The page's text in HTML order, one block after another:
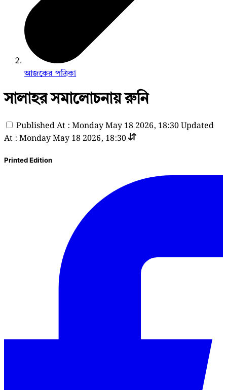
আজকের পত্রিকা
সালাহর সমালোচনায় রুনি
Published At : Monday May 18 2026, 18:30Updated
At : Monday May 18 2026, 18:30
Printed Edition